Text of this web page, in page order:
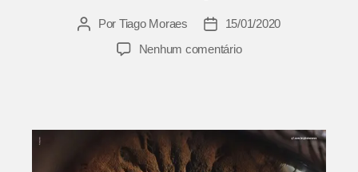
Autor
Por Tiago Moraes
Data15/01/2020
Nenhum comentárioem